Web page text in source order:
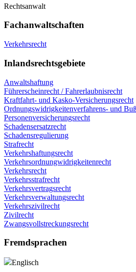
Rechtsanwalt
Fachanwaltschaften
Verkehrsrecht
Inlandsrechtsgebiete
Anwaltshaftung
Führerscheinrecht / Fahrerlaubnisrecht
Kraftfahrt- und Kasko-Versicherungsrecht
Ordnungswidrigkeitenverfahrens- und
Personenversicherungsrecht
Schadensersatzrecht
Schadensregulierung
Strafrecht
Verkehrshaftungsrecht
Verkehrsordnungwidrigkeitenrecht
Verkehrsrecht
Verkehrsstrafrecht
Verkehrsvertragsrecht
Verkehrsverwaltungsrecht
Verkehrszivilrecht
Zivilrecht
Zwangsvollstreckungsrecht
Fremdsprachen
Englisch